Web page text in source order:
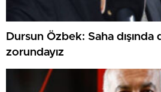
Dursun Özbek: Saha
zorundayız